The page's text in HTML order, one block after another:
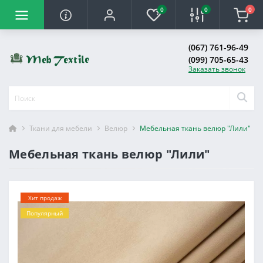
0 0 0
(067) 761-96-49
(099) 705-65-43
Заказать звонок
Ткани для мебели Велюр Мебельная ткань велюр "Лили"
Мебельная ткань велюр "Лили"
Хит продаж
Популярный